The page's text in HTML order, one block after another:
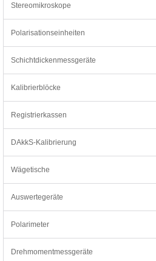
Stereomikroskope
Polarisationseinheiten
Schichtdickenmessgeräte
Kalibrierblöcke
Registrierkassen
DAkkS-Kalibrierung
Wägetische
Auswertegeräte
Polarimeter
Drehmomentmessgeräte